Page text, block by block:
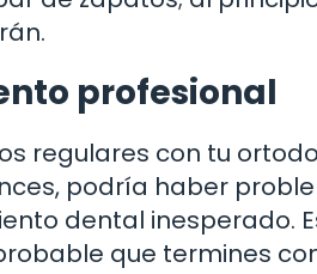
profesional
regulares con tu
podría haber
dental inesperado.
que termines